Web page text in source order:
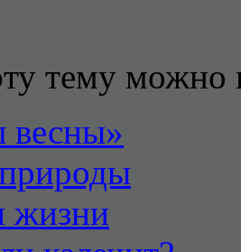
тему можно
весны»
жизни